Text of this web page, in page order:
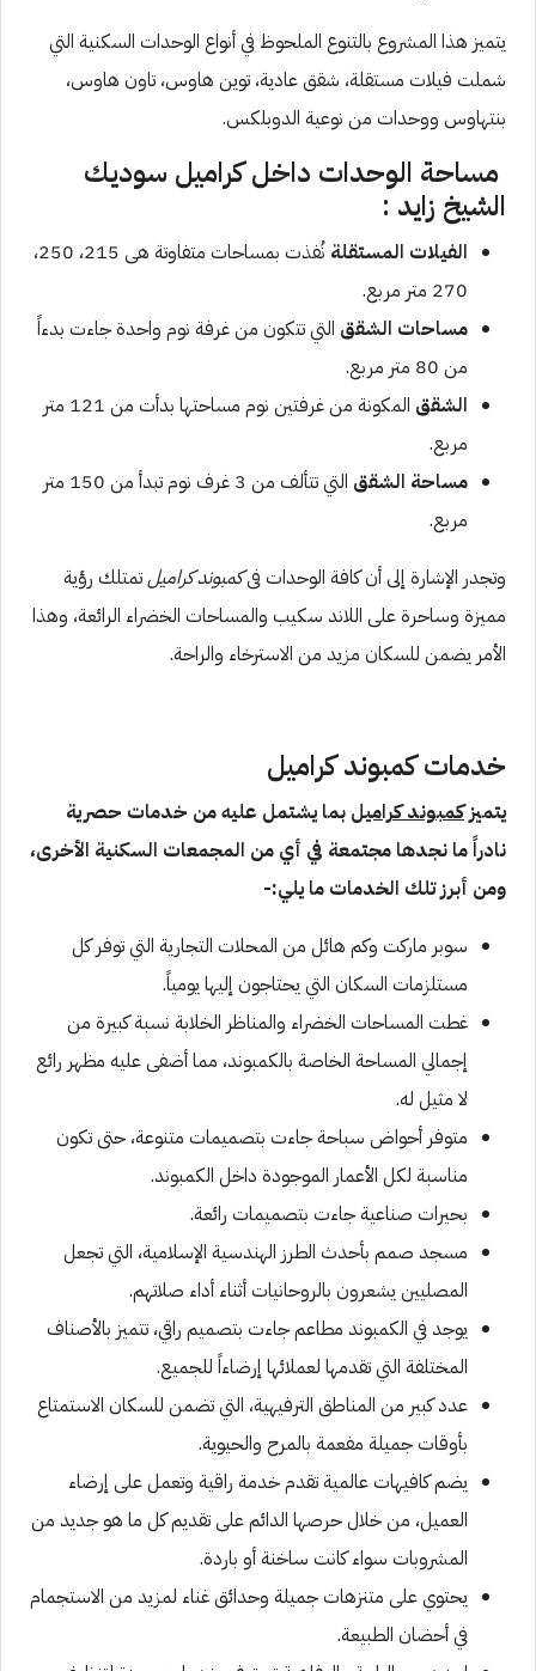
يتميز هذا المشروع بالتنوع الملحوظ في أنواع الوحدات السكنية التي
شملت فيلات مستقلة، شقق عادية، توين هاوس، تاون هاوس،
بنتهاوس ووحدات من نوعية الدوبلكس.
مساحة الوحدات داخل كراميل سوديك
الشيخ زايد :
الفيلات المستقلة
نُفذت بمساحات متفاوتة هى 215، 250،
270 متر مربع.
مساحات الشقق التي تتكون من غرفة نوم واحدة جاءت بدءاً
من 80 متر مربع.
الشقق
المكونة من غرفتين نوم مساحتها بدأت من 121 متر
مربع.
مساحة الشقق
التي تتألف من 3 غرف نوم تبدأ من 150 متر
مربع.
وتجدر الإشارة إلى أن كافة الوحدات فىكمبوند كراميلتمتلك رؤية
مميزة وساحرة على اللاند سكيب والمساحات الخضراء الرائعة، وهذا
الأمر يضمن للسكان مزيد من الاسترخاء والراحة.
خدمات كمبوند كراميل
يتميزكمبوند كراميل بما يشتمل عليه من خدمات حصرية
نادراً ما نجدها مجتمعة في أي من المجمعات السكنية الأخرى،
ومن أبرز تلك الخدمات ما يلي:-
سوبر ماركت وكم هائل من المحلات التجارية التي توفر كل
مستلزمات السكان التي يحتاجون إليها يومياً.
غطت المساحات الخضراء والمناظر الخلابة نسبة كبيرة من
إجمالي المساحة الخاصة بالكمبوند، مما أضفى عليه مظهر رائع
لا مثيل له.
متوفر أحواض سباحة جاءت بتصميمات متنوعة، حتى تكون
مناسبة لكل الأعمار الموجودة داخل الكمبوند.
بحيرات صناعية جاءت بتصميمات رائعة.
مسجد صمم بأحدث الطرز الهندسية الإسلامية، التي تجعل
المصليين يشعرون بالروحانيات أثناء أداء صلاتهم.
يوجد في الكمبوند مطاعم جاءت بتصميم راقي، تتميز بالأصناف
المختلفة التي تقدمها لعملائها إرضاءاً للجميع.
عدد كبير من المناطق الترفيهية، التي تضمن للسكان الاستمتاع
بأوقات جميلة مفعمة بالمرح والحيوية.
يضم كافيهات عالمية تقدم خدمة راقية وتعمل على إرضاء
العميل، من خلال حرصها الدائم على تقديم كل ما هو جديد من
المشروبات سواء كانت ساخنة أو باردة.
يحتوي على متنزهات جميلة وحدائق غناء لمزيد من الاستجمام
في أحضان الطبيعة.